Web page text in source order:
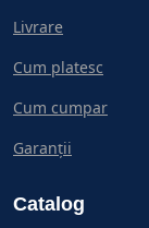
Livrare
Cum platesc
Cum cumpar
Garanții
Catalog